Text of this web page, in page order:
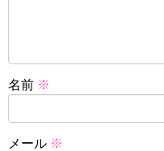
名前 ※
メール ※